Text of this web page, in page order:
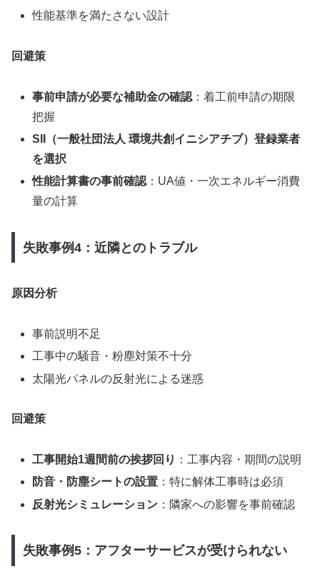
性能基準を満たさない設計
回避策
事前申請が必要な補助金の確認 ：着工前申請の期限
把握
SII（一般社団法人 環境共創イニシアチブ）登録業者
を選択
性能計算書の事前確認 ：UA値・一次エネルギー消費
量の計算
失敗事例4：近隣とのトラブル
原因分析
事前説明不足
工事中の騒音・粉塵対策不十分
太陽光パネルの反射光による迷惑
回避策
工事開始1週間前の挨拶回り ：工事内容・期間の説明
防音・防塵シートの設置 ：特に解体工事時は必須
反射光シミュレーション ：隣家への影響を事前確認
失敗事例5：アフターサービスが受けられない